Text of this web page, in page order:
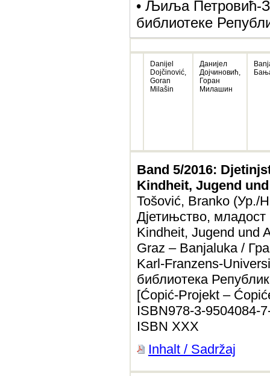
• Љиља Петровић-
библиотеке
Danijel
Dojčinović,
Goran
Milašin
Данијел
Дојчиновић,
Горан
Милашин
Band 5/2016:
Kindheit, Jugend
Tošović, Branko (Ур./
Дјетињство,
Kindheit, Jugend und
Graz – Banjaluka /
Karl-Franzens-
библиотека
[Ćopić-Projekt –
ISBN978-3-9504084-
ISBN XXX
Inhalt / Sadržaj